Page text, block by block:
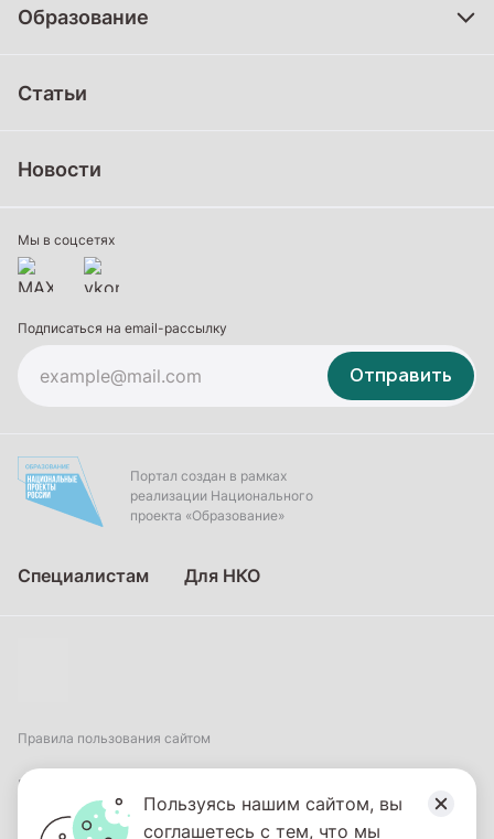
Образование
Дополнительное образование
Статьи
Новости
Мы в соцсетях
Подписаться на email-рассылку
Отправить
Портал создан в рамках
реализации Национального
проекта «Образование»
Специалистам Для НКО
Правила пользования сайтом
Пользовательское соглашение
Политика обработки персональных данных
Пользуясь нашим сайтом, вы
соглашетесь с тем, что мы